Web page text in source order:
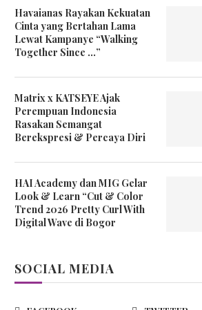
Havaianas Rayakan Kekuatan
Cinta yang Bertahan Lama
Lewat Kampanye “Walking
Together Since …”
Matrix x KATSEYE Ajak
Perempuan Indonesia
Rasakan Semangat
Berekspresi & Percaya Diri
HAI Academy dan MIG Gelar
Look & Learn “Cut & Color
Trend 2026 Pretty Curl With
Digital Wave di Bogor
SOCIAL MEDIA